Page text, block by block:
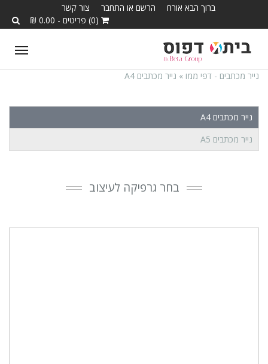
ברוך הבא אורח הרשם או התחבר
צור קשר
(0) פריטים - 0.00 ₪
נייר מכתבים - דפי ממו » נייר מכתבים A4
נייר מכתבים A4
נייר מכתבים A5
בחר גרפיקה לעיצוב